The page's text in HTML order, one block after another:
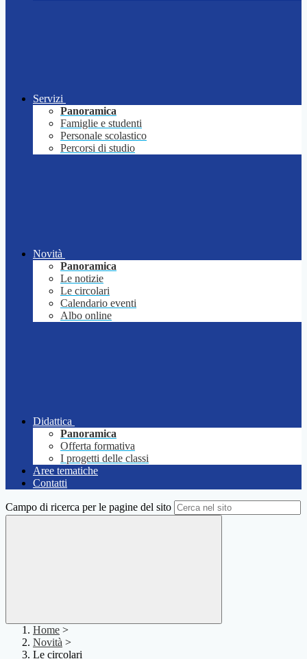
Servizi
Panoramica
Famiglie e studenti
Personale scolastico
Percorsi di studio
Novità
Panoramica
Le notizie
Le circolari
Calendario eventi
Albo online
Didattica
Panoramica
Offerta formativa
I progetti delle classi
Aree tematiche
Contatti
Campo di ricerca per le pagine del sito
Home >
Novità >
Le circolari